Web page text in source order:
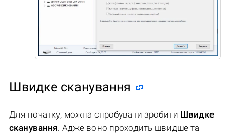
Швидке сканування
Для початку, можна спробувати зробити Швидке
сканування. Адже воно проходить швидше та